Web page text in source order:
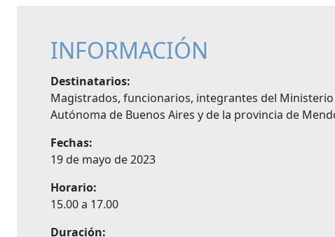
INFORMACIÓN
Destinatarios:
Magistrados, funcionarios, integrantes del
Autónoma de Buenos Aires y de la provincia de
Fechas:
19 de mayo de 2023
Horario:
15.00 a 17.00
Duración: